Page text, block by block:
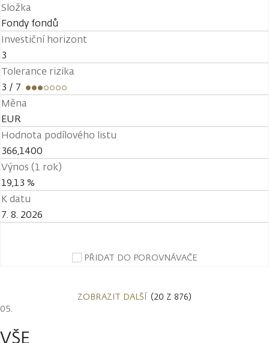
Složka
Fondy fondů
Investiční horizont
3
Tolerance rizika
3 / 7
Měna
EUR
Hodnota podílového listu
366,1400
Výnos (1 rok)
19,13 %
K datu
7. 8. 2026
PŘIDAT DO POROVNÁVAČE
ZOBRAZIT DALŠÍ (20 Z 876)
VŠE